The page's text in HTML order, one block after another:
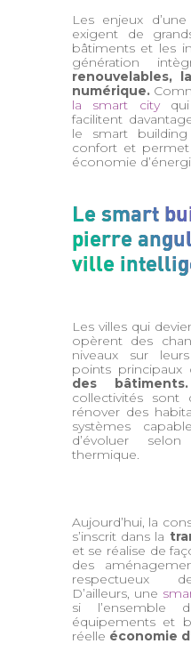
Les enjeux
exigent de
bâtiments et les
génération
renouvelables,
numérique.
la smart cityqui
facilitent
le smart
confort et permet
économie
Le smart
pierre
ville
Les villes qui
opèrent des
niveaux sur
points principaux
des bâtiments.
collectivités
rénover des
systèmes
d’évoluer
thermique.
Aujourd’hui, la
s’inscrit dans la
et se réalise de
des
respectueux
D’ailleurs, une
si l’ensemble
équipements et
réelle économie